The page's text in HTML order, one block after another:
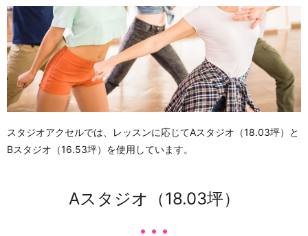
スタジオアクセルでは、レッスンに応じてAスタジオ（18.03坪）と
Bスタジオ（16.53坪）を使用しています。
Aスタジオ（18.03坪）